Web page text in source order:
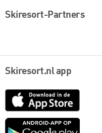
Skiresort-Partners
Skiresort.nl app
App
Google